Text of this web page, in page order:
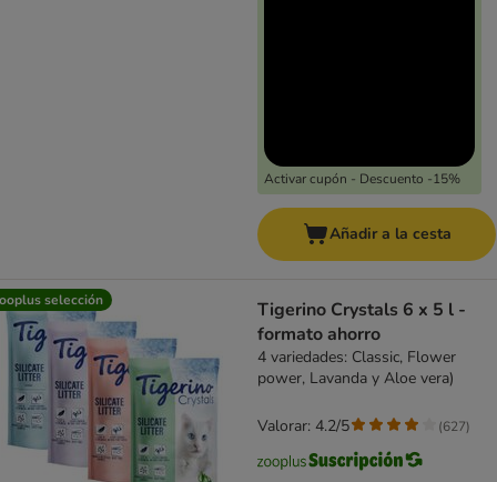
Activar cupón - Descuento -15%
Añadir a la cesta
selección
Tigerino Crystals 6 x 5 l -
formato ahorro
4 variedades: Classic, Flower
power, Lavanda y Aloe vera)
Valorar: 4.2/5 (627)